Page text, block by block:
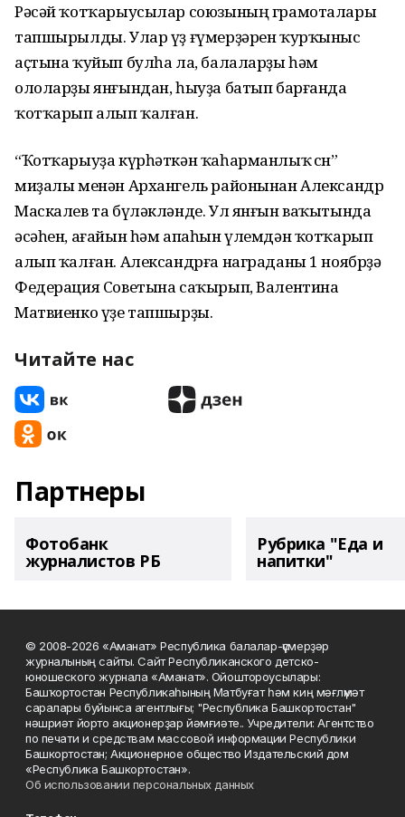
Рәсәй ҡотҡарыусылар союзының грамоталары
тапшырылды. Улар үҙ ғүмерҙәрен ҡурҡыныс
аҫтына ҡуйып булһа ла, балаларҙы һәм
ололарҙы янғындан, һыуҙа батып барғанда
ҡотҡарып алып ҡалған.
“Ҡотҡарыуҙа күрһәткән ҡаһарманлыҡ өсөн”
миҙалы менән Архангель районынан Александр
Маскалев та бүләкләнде. Ул янғын ваҡытында
әсәһен, ағайын һәм апаһын үлемдән ҡотҡарып
алып ҡалған. Александрға награданы 1 ноябрҙә
Федерация Советына саҡырып, Валентина
Матвиенко үҙе тапшырҙы.
Читайте нас
Партнеры
Фотобанк
журналистов РБ
Рубрика "Еда и
напитки"
© 2008-2026 «Аманат» Республика балалар-үҫмерҙәр
журналының сайты. Сайт Республиканского детско-
юношеского журнала «Аманат». Ойоштороусылары:
Башҡортостан Республикаһының Матбуғат һәм киң мәғлүмәт
саралары буйынса агентлығы; "Республика Башкортостан"
нәшриәт йорто акционерҙар йәмғиәте.. Учредители: Агентство
по печати и средствам массовой информации Республики
Башкортостан; Акционерное общество Издательский дом
«Республика Башкортостан».
Об использовании персональных данных